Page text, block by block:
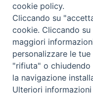
cookie policy.
Cliccando su
cookie. Cliccando
maggiori
personalizzare le
"rifiuta" o chiudendo
la navigazione
Ulteriori